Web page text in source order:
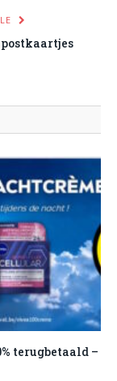
terugbetaald –